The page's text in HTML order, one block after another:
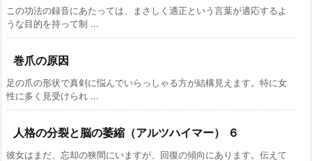
この功法の録音にあたっては、まさしく適正という言葉が適応するよ
うな目的を持って制 ...
巻爪の原因
足の爪の形状で真剣に悩んでいらっしゃる方が結構見えます。特に女
性に多く見受けられ ...
人格の分裂と脳の萎縮（アルツハイマー） ６
彼女はまだ、忘却の狭間にいますが、回復の傾向にあります。伝えて